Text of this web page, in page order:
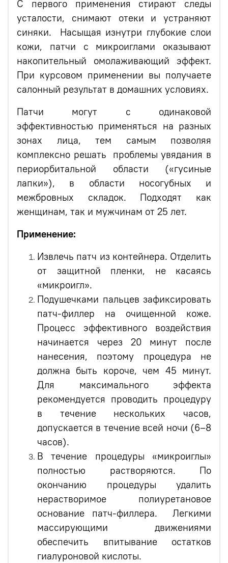
С первого применения стирают следы
усталости, снимают отеки и устраняют
синяки. Насыщая изнутри глубокие слои
кожи, патчи с микроиглами оказывают
накопительный омолаживающий эффект.
При курсовом применении вы получаете
салонный результат в домашних условиях.
Патчи могут с одинаковой
эффективностью применяться на разных
зонах лица, тем самым позволяя
комплексно решать проблемы увядания в
периорбитальной области («гусиные
лапки»), в области носогубных и
межбровных складок. Подходят как
женщинам, так и мужчинам от 25 лет.
Применение:
Извлечь патч из контейнера. Отделить
от защитной пленки, не касаясь
«микроигл».
Подушечками пальцев зафиксировать
патч-филлер на очищенной коже.
Процесс эффективного воздействия
начинается через 20 минут после
нанесения, поэтому процедура не
должна быть короче, чем 45 минут.
Для максимального эффекта
рекомендуется проводить процедуру
в течение нескольких часов,
допускается в течение всей ночи (6–8
часов).
В течение процедуры «микроиглы»
полностью растворяются. По
окончанию процедуры удалить
нерастворимое полиуретановое
основание патч-филлера. Легкими
массирующими движениями
обеспечить впитывание остатков
гиалуроновой кислоты.